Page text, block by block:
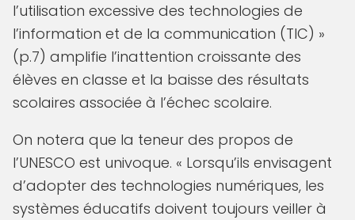
l’utilisation excessive des technologies de
l’information et de la communication (TIC) »
(p.7) amplifie l’inattention croissante des
élèves en classe et la baisse des résultats
scolaires associée à l’échec scolaire.
On notera que la teneur des propos de
l’UNESCO est univoque. « Lorsqu’ils envisagent
d’adopter des technologies numériques, les
systèmes éducatifs doivent toujours veiller à